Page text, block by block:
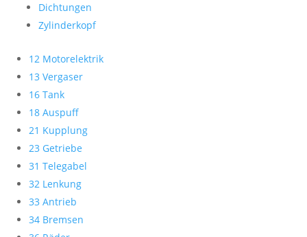
Dichtungen
Zylinderkopf
12 Motorelektrik
13 Vergaser
16 Tank
18 Auspuff
21 Kupplung
23 Getriebe
31 Telegabel
32 Lenkung
33 Antrieb
34 Bremsen